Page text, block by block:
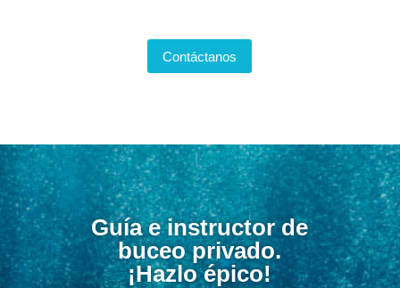
Contáctanos
Guía e instructor de
buceo privado.
¡Hazlo épico!